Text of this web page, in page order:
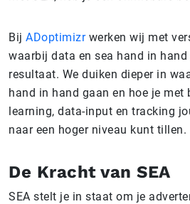
Bij ADoptimizrwerken wij met
waarbij data en sea hand in
resultaat. We duiken dieper in
hand in hand gaan en hoe je met
learning, data-input en tracking
naar een hoger niveau kunt tillen.
De Kracht van SEA
SEA stelt je in staat om je